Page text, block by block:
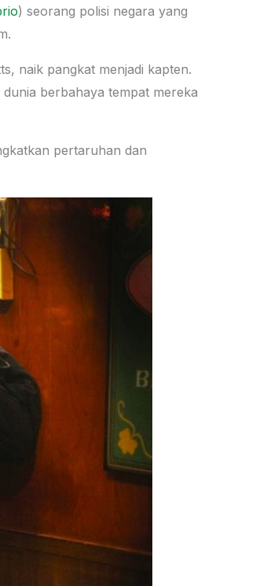
) seorang polisi negara yang
naik pangkat menjadi kapten.
berbahaya tempat mereka
pertaruhan dan